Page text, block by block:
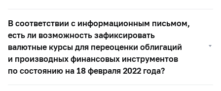
В соответствии с информационным письмом,
есть ли возможность зафиксировать
валютные курсы для переоценки облигаций
и производных финансовых инструментов
по состоянию на 18 февраля 2022 года?